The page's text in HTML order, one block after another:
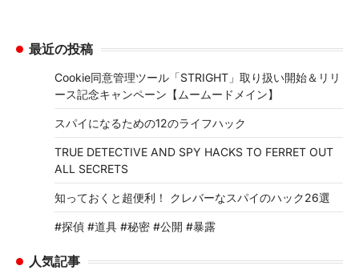
最近の投稿
Cookie同意管理ツール「STRIGHT」取り扱い開始＆リリ
ース記念キャンペーン【ムームードメイン】
スパイになるための12のライフハック
TRUE DETECTIVE AND SPY HACKS TO FERRET OUT
ALL SECRETS
知っておくと超便利！ クレバーなスパイのハック26選
#探偵 #道具 #秘密 #公開 #暴露
人気記事